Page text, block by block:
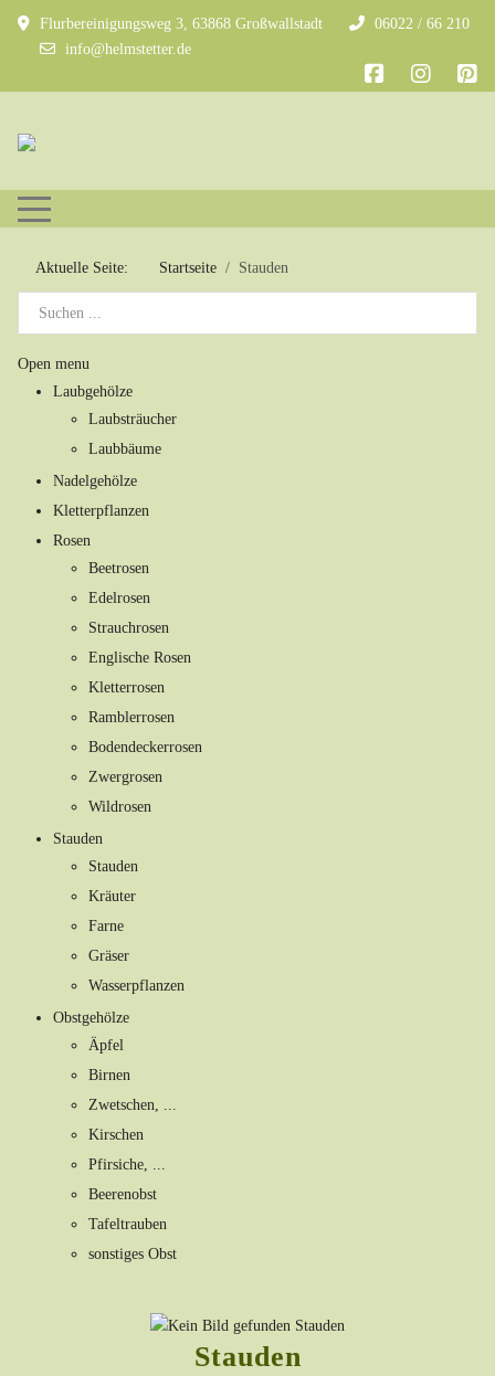
Flurbereinigungsweg 3, 63868 Großwallstadt
06022 / 66 210
info@helmstetter.de
Mobile Menu Toggle
Aktuelle Seite: Startseite Stauden
Open menu
Laubgehölze
Laubsträucher
Laubbäume
Nadelgehölze
Kletterpflanzen
Rosen
Beetrosen
Edelrosen
Strauchrosen
Englische Rosen
Kletterrosen
Ramblerrosen
Bodendeckerrosen
Zwergrosen
Wildrosen
Stauden
Stauden
Kräuter
Farne
Gräser
Wasserpflanzen
Obstgehölze
Äpfel
Birnen
Zwetschen, ...
Kirschen
Pfirsiche, ...
Beerenobst
Tafeltrauben
sonstiges Obst
Stauden